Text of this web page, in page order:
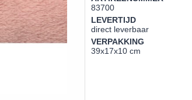
83700
LEVERTIJD
direct leverbaar
VERPAKKING
39x17x10 cm